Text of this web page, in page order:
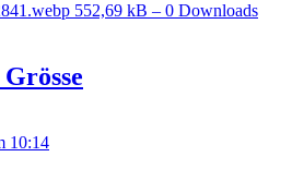
552,69 kB – 0 Downloads
10:14